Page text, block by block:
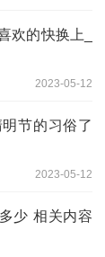
欢的快换上_
2023-05-12
节的习俗了
2023-05-12
少 相关内容